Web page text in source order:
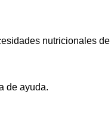
nutricionales
de ayuda.